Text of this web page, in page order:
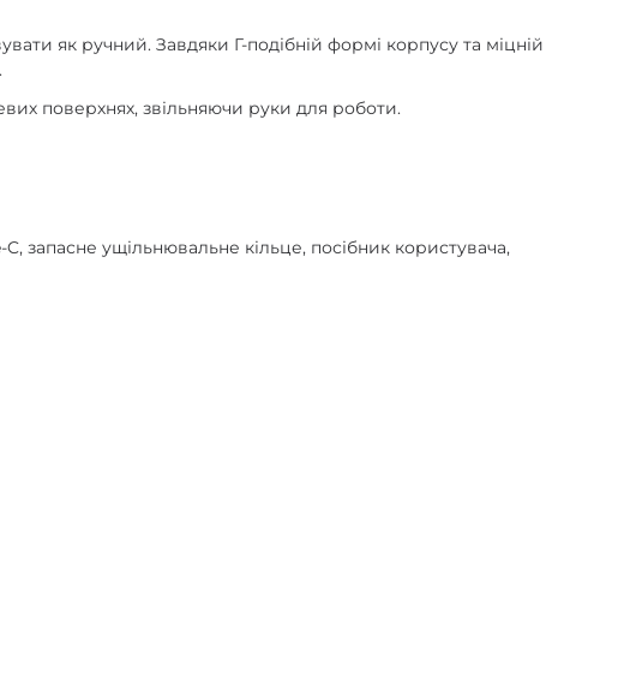
як ручний. Завдяки Г-подібній формі корпусу та міцній
поверхнях, звільняючи руки для роботи.
запасне ущільнювальне кільце, посібник користувача,